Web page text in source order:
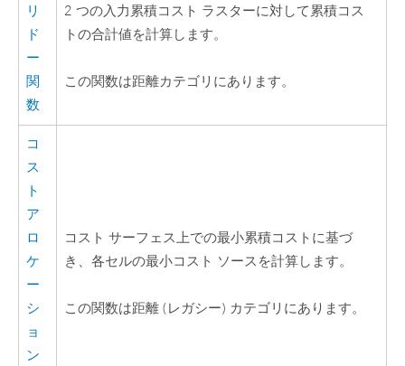
リ
ド
ー
関
数
2 つの入力累積コスト ラスターに対して累積コス
トの合計値を計算します。
この関数は距離カテゴリにあります。
コ
ス
ト
ア
ロ
ケ
ー
シ
ョ
ン
コスト サーフェス上での最小累積コストに基づ
き、各セルの最小コスト ソースを計算します。
この関数は距離 (レガシー) カテゴリにあります。